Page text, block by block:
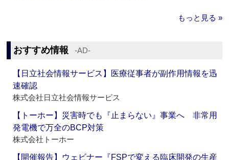
もっと見る »
おすすめ情報 ‐AD‐
【日立社会情報サービス】医療従事者が副作用情報を迅
速確認
株式会社日立社会情報サービス
【トーホー】災害時でも『止まらない』事業へ 非常用
発電機で万全のBCP対策
株式会社トーホー
【開催報告】ウェビナー『FSPで変える臨床開発の生産